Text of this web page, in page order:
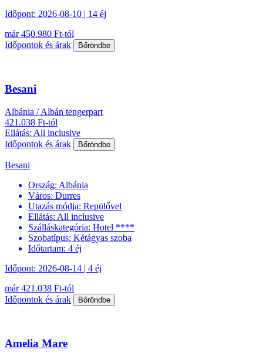
Időpont: 2026-08-10 | 14 éj
már 450.980 Ft-tól
Időpontok és árak
Bőröndbe
Besani
Albánia / Albán tengerpart
421.038 Ft-tól
Ellátás: All inclusive
Időpontok és árak
Bőröndbe
Besani
Ország: Albánia
Város: Durres
Utazás módja: Repülővel
Ellátás: All inclusive
Szálláskategória: Hotel ****
Szobatípus: Kétágyas szoba
Időtartam: 4 éj
Időpont: 2026-08-14 | 4 éj
már 421.038 Ft-tól
Időpontok és árak
Bőröndbe
Amelia Mare